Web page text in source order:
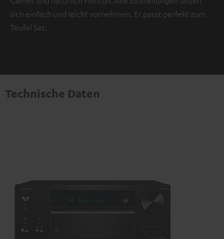
sich einfach und leicht vornehmen. Er passt perfekt zum
Teufel Set.
Technische Daten